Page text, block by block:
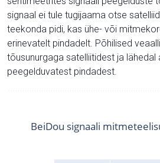
signaal ei tule tugijaama otse
teekonda pidi, kas ühe- või
erinevatelt pindadelt. Põhilised
tõusunurgaga satelliitidest ja lähedal
peegelduvatest pindadest.
BeiDou signaali